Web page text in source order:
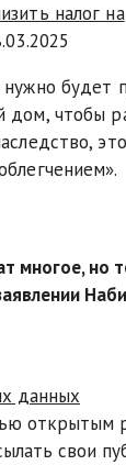
налог на
будет
дом, чтобы
многое, но
данных
открытым
свои